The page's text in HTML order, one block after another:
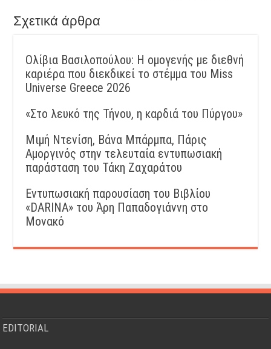
Σχετικά άρθρα
Ολίβια Βασιλοπούλου: Η ομογενής με διεθνή
καριέρα που διεκδικεί το στέμμα του Miss
Universe Greece 2026
«Στο λευκό της Τήνου, η καρδιά του Πύργου»
Μιμή Ντενίση, Βάνα Μπάρμπα, Πάρις
Αμοργινός στην τελευταία εντυπωσιακή
παράσταση του Τάκη Ζαχαράτου
Εντυπωσιακή παρουσίαση του Βιβλίου
«DARINA» του Άρη Παπαδογιάννη στο
Μονακό
EDITORIAL